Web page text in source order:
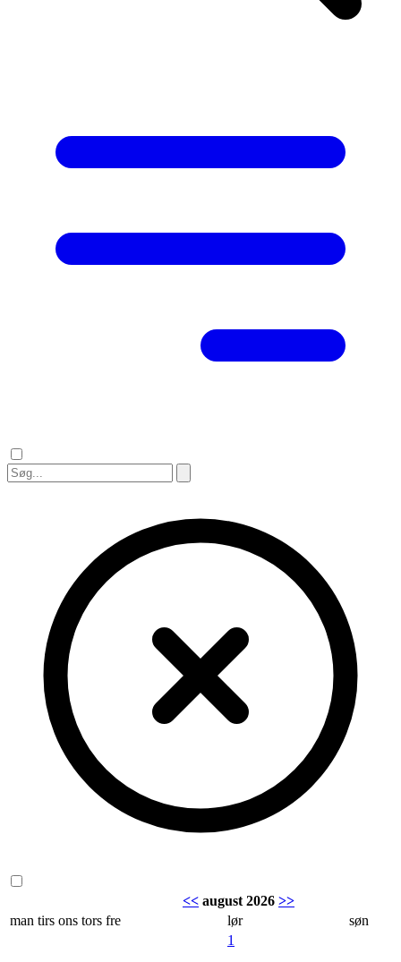
<< august 2026 >>
man tirs ons tors fre lør søn
1